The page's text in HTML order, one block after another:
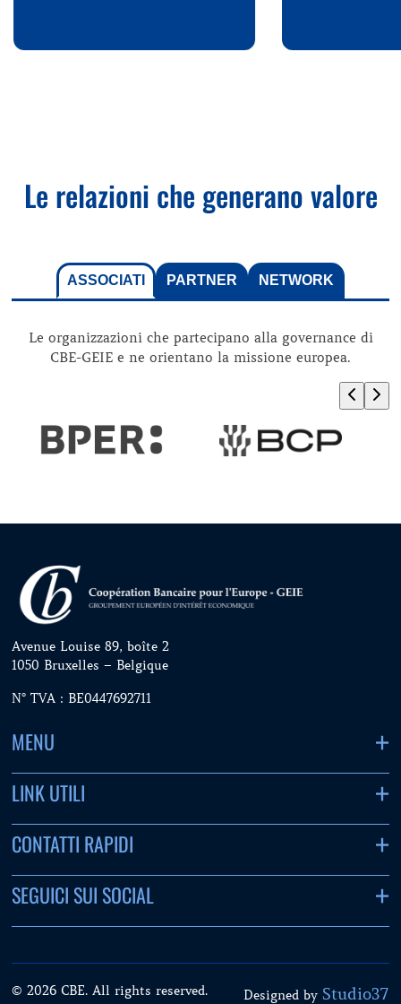
Le relazioni che generano valore
ASSOCIATI PARTNER NETWORK
Le organizzazioni che partecipano alla governance di
CBE-GEIE e ne orientano la missione europea.
Avenue Louise 89, boîte 2
1050 Bruxelles – Belgique
N° TVA : BE0447692711
MENU
LINK UTILI
CONTATTI RAPIDI
SEGUICI SUI SOCIAL
© 2026 CBE. All rights reserved. Designed by Studio37